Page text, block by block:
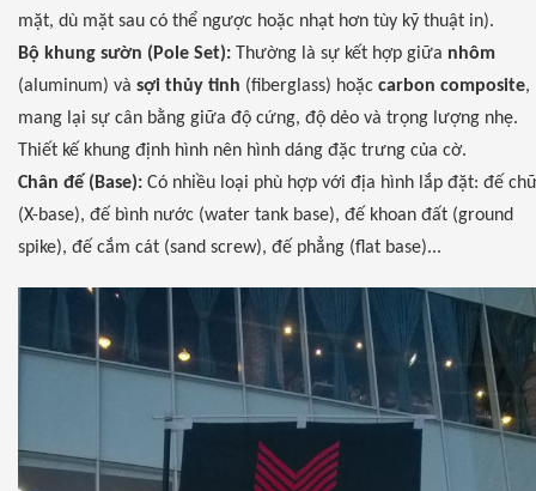
mặt, dù mặt sau có thể ngược hoặc nhạt hơn tùy kỹ thuật in).
Bộ khung sườn (Pole Set): Thường là sự kết hợp giữa nhôm
(aluminum) và sợi thủy tinh (fiberglass) hoặc carbon composite,
mang lại sự cân bằng giữa độ cứng, độ dẻo và trọng lượng nhẹ.
Thiết kế khung định hình nên hình dáng đặc trưng của cờ.
Chân đế (Base): Có nhiều loại phù hợp với địa hình lắp đặt: đế
(X-base), đế bình nước (water tank base), đế khoan đất (ground
spike), đế cắm cát (sand screw), đế phẳng (flat base)...